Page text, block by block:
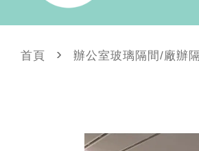
首頁 › 辦公室玻璃隔間/廠辦